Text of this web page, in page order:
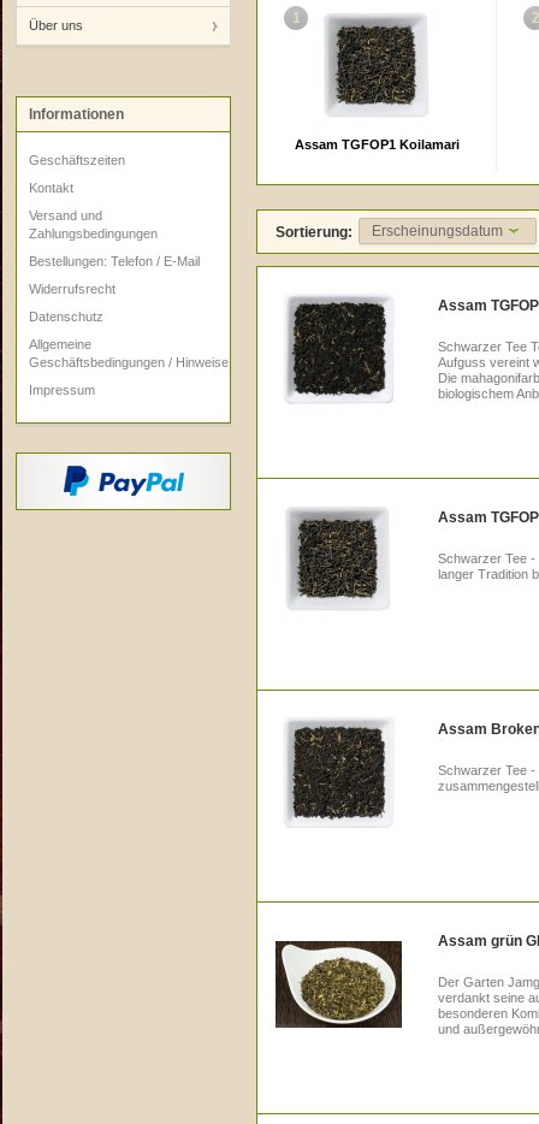
Über uns
Informationen
Geschäftszeiten
Kontakt
Versand und
Zahlungsbedingungen
Bestellungen: Telefon / E-Mail
Widerrufsrecht
Datenschutz
Allgemeine
Geschäftsbedingungen / Hinweise
Impressum
1
Assam TGFOP1 Koilamari
2
Sortierung: Erscheinungsdatum
Assam
Schwarzer Tee
Aufguss vereint
Die
biologischem
Assam
Schwarzer Tee -
langer Tradition
Assam
Schwarzer Tee -
Assam grün
Der Garten
verdankt seine
besonderen
und